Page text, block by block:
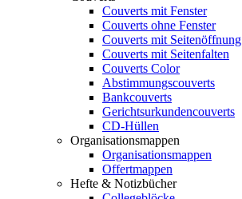
Couverts mit Fenster
Couverts ohne Fenster
Couverts mit Seitenöffnung
Couverts mit Seitenfalten
Couverts Color
Abstimmungscouverts
Bankcouverts
Gerichtsurkundencouverts
CD-Hüllen
Organisationsmappen
Organisationsmappen
Offertmappen
Hefte & Notizbücher